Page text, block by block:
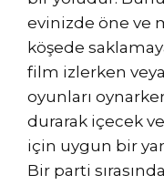
evinizde öne ve
köşede
film izlerken veya
oyunları
durarak içecek
için uygun bir
Bir parti